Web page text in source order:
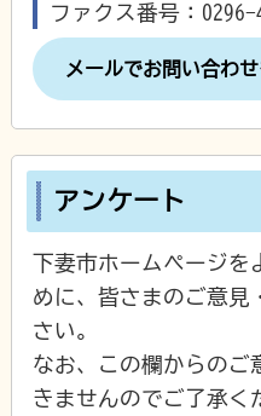
ファクス番号：0296-
メールでお問い合わ
アンケート
下妻市ホームページを
めに、皆さまのご意見
さい。
なお、この欄からのご
きませんのでご了承く